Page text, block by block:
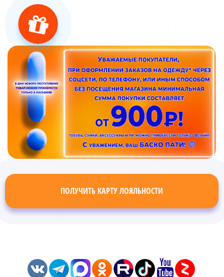
ПОЛУЧИТЬ КАРТУ ЛОЯЛЬНОСТИ